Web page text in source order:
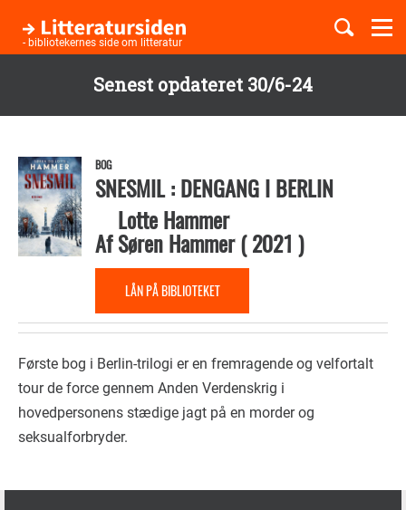
Senest opdateret 30/6-24
hovedindhold
- bibliotekernes side om litteratur
Børnebøger
Temaer
BOG
SNESMIL : DENGANG I BERLIN
Af
Lotte Hammer
Søren Hammer(2021 )
LÅN PÅ BIBLIOTEKET
Første bog i Berlin-trilogi er en fremragende og velfortalt
tour de force gennem Anden Verdenskrig i
hovedpersonens stædige jagt på en morder og
seksualforbryder.